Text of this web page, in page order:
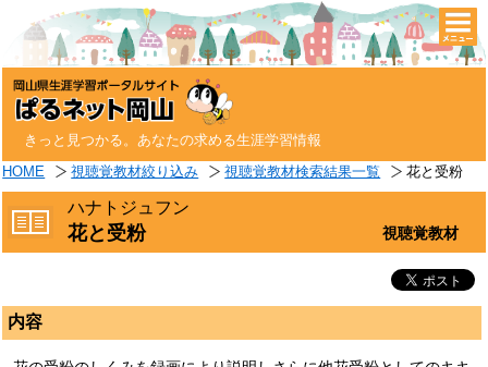
きっと見つかる。あなたの求める生涯学習情報
HOME 視聴覚教材絞り込み 視聴覚教材検索結果一覧 花と受粉
ハナトジュフン
花と受粉 視聴覚教材
内容